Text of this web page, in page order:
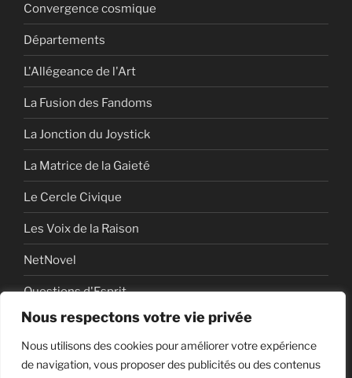
Nous respectons votre vie privée
Nous utilisons des cookies pour améliorer votre expérience
de navigation, vous proposer des publicités ou des contenus
Convergence cosmique
Départements
L'Allégeance de l'Art
La Fusion des Fandoms
La Jonction du Joystick
La Matrice de la Gaieté
Le Cercle Civique
Les Voix de la Raison
NetNovel
Questions d'Esprit
Série
Série vidéo